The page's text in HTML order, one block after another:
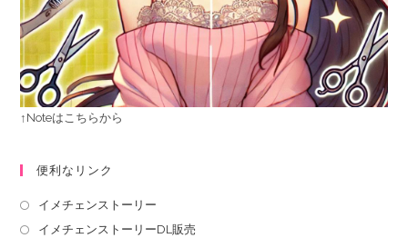
↑Noteはこちらから
便利なリンク
イメチェンストーリー
イメチェンストーリーDL販売